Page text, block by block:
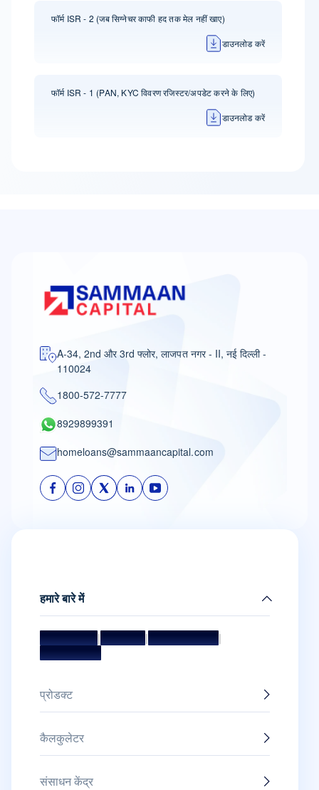
फॉर्म ISR - 2 (जब सिग्नेचर काफी हद तक मेल नहीं खाए)
डाउनलोड करें
फॉर्म ISR - 1 (PAN, KYC विवरण रजिस्टर/अपडेट करने के लिए)
डाउनलोड करें
A-34, 2nd और 3rd फ्लोर, लाजपत नगर - II, नई दिल्ली -
110024
1800-572-7777
8929899391
homeloans@sammaancapital.com
हमारे बारे में
मिशन और विज़न|मैनेजमेंट टीम|बोर्ड ऑफ डायरेक्टर्स|
अवॉर्ड और सम्मान
प्रोडक्ट
कैलकुलेटर
संसाधन केंद्र